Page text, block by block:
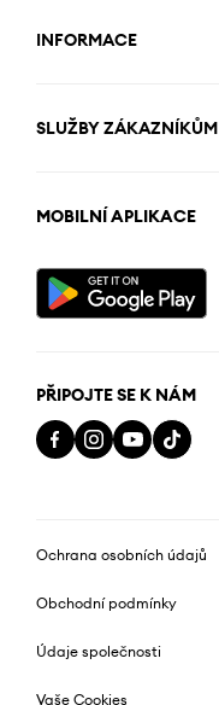
INFORMACE
SLUŽBY ZÁKAZNÍKŮM
MOBILNÍ APLIKACE
PŘIPOJTE SE K NÁM
Ochrana osobních údajů
Obchodní podmínky
Údaje společnosti
Vaše Cookies